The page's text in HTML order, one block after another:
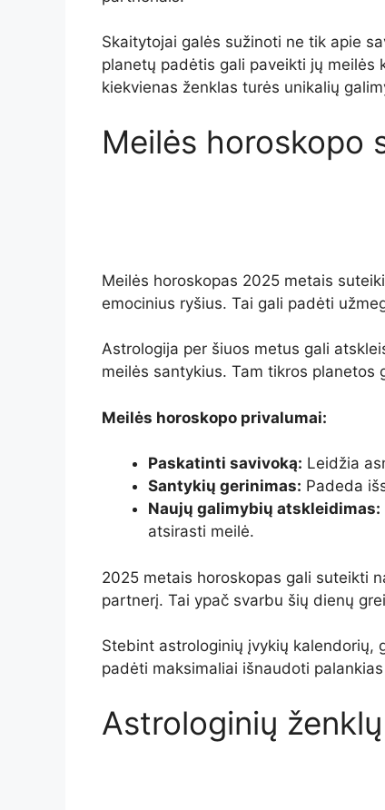
Skaitytojai galės sužinoti ne tik apie
planetų padėtis gali paveikti jų meilės
kiekvienas ženklas turės unikalių
Meilės horoskopo
Meilės horoskopas 2025 metais
emocinius ryšius. Tai gali padėti
Astrologija per šiuos metus gali
meilės santykius. Tam tikros planetos
Meilės horoskopo privalumai:
Paskatinti savivoką: Leidžia
Santykių gerinimas: Padeda
Naujų galimybių atskleidimas:
atsirasti meilė.
2025 metais horoskopas gali suteikti
partnerį. Tai ypač svarbu šių dienų
Stebint astrologinių įvykių kalendorių,
padėti maksimaliai išnaudoti
Astrologinių